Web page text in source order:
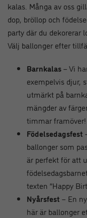
kalas. Många av oss
dop, bröllop och
party där du dekorerar
Välj ballonger efter
Barnkalas– Vi
exempelvis djur,
utmärkt på
mängder av
timmar framöver!
Födelsedagsfest
ballonger som
är perfekt för att
texten ”Happy
Nyårsfest – En
här är ballonger